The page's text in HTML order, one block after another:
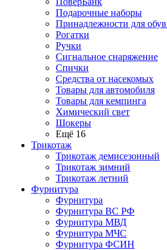
Подарочные наборы
Принадлежности для
Рогатки
Ручки
Сигнальное снаряжение
Спички
Средства от насекомых
Товары для автомобиля
Товары для кемпинга
Химический свет
Шокеры
Ещё 16
Трикотаж
Трикотаж демисезонный
Трикотаж зимний
Трикотаж летний
Фурнитура
Фурнитура
Фурнитура ВС РФ
Фурнитура МВД
Фурнитура МЧС
Фурнитура ФСИН